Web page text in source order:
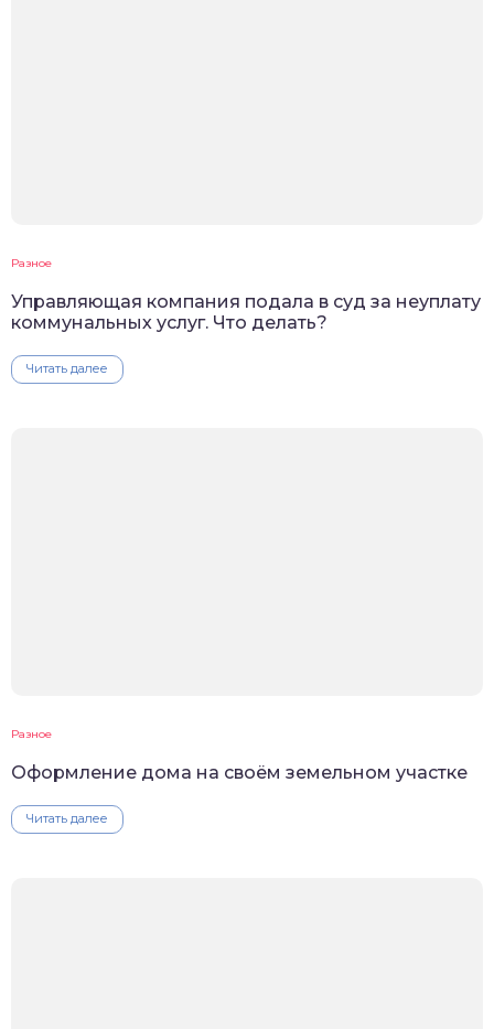
Разное
Управляющая компания подала в суд за неуплату
коммунальных услуг. Что делать?
Читать далее
Разное
Оформление дома на своём земельном участке
Читать далее